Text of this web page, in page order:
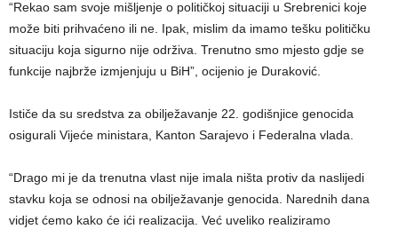
“Rekao sam svoje mišljenje o političkoj situaciji u Srebrenici koje
može biti prihvaćeno ili ne. Ipak, mislim da imamo tešku političku
situaciju koja sigurno nije održiva. Trenutno smo mjesto gdje se
funkcije najbrže izmjenjuju u BiH”, ocijenio je Duraković.
Ističe da su sredstva za obilježavanje 22. godišnjice genocida
osigurali Vijeće ministara, Kanton Sarajevo i Federalna vlada.
“Drago mi je da trenutna vlast nije imala ništa protiv da naslijedi
stavku koja se odnosi na obilježavanje genocida. Narednih dana
vidjet ćemo kako će ići realizacija. Već uveliko realiziramo